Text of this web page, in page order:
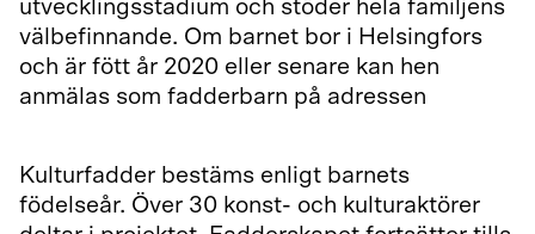
utvecklingsstadium och stöder hela familjens
välbefinnande. Om barnet bor i Helsingfors
och är fött år 2020 eller senare kan hen
anmälas som fadderbarn på adressen
Kulturfadder bestäms enligt barnets
födelseår. Över 30 konst- och kulturaktörer